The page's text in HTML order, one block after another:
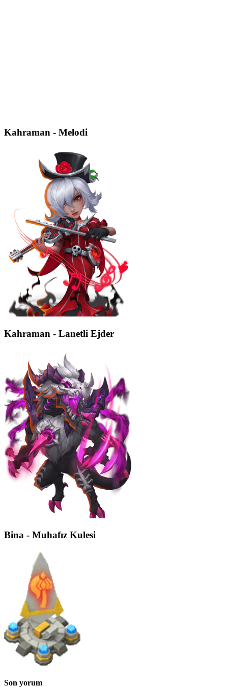
Kahraman - Melodi
Kahraman - Lanetli Ejder
Bina - Muhafız Kulesi
Son yorum